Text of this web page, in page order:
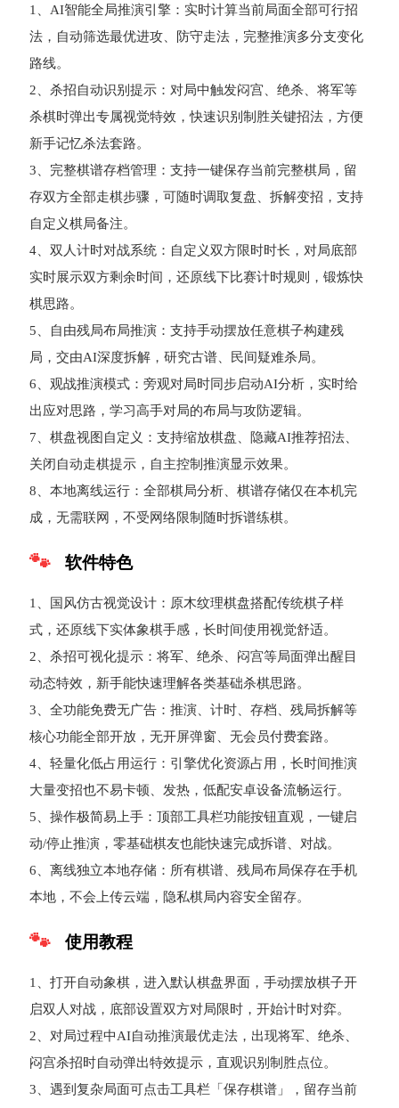
1、AI智能全局推演引擎：实时计算当前局面全部可行招
法，自动筛选最优进攻、防守走法，完整推演多分支变化
路线。
2、杀招自动识别提示：对局中触发闷宫、绝杀、将军等
杀棋时弹出专属视觉特效，快速识别制胜关键招法，方便
新手记忆杀法套路。
3、完整棋谱存档管理：支持一键保存当前完整棋局，留
存双方全部走棋步骤，可随时调取复盘、拆解变招，支持
自定义棋局备注。
4、双人计时对战系统：自定义双方限时时长，对局底部
实时展示双方剩余时间，还原线下比赛计时规则，锻炼快
棋思路。
5、自由残局布局推演：支持手动摆放任意棋子构建残
局，交由AI深度拆解，研究古谱、民间疑难杀局。
6、观战推演模式：旁观对局时同步启动AI分析，实时给
出应对思路，学习高手对局的布局与攻防逻辑。
7、棋盘视图自定义：支持缩放棋盘、隐藏AI推荐招法、
关闭自动走棋提示，自主控制推演显示效果。
8、本地离线运行：全部棋局分析、棋谱存储仅在本机完
成，无需联网，不受网络限制随时拆谱练棋。
软件特色
1、国风仿古视觉设计：原木纹理棋盘搭配传统棋子样
式，还原线下实体象棋手感，长时间使用视觉舒适。
2、杀招可视化提示：将军、绝杀、闷宫等局面弹出醒目
动态特效，新手能快速理解各类基础杀棋思路。
3、全功能免费无广告：推演、计时、存档、残局拆解等
核心功能全部开放，无开屏弹窗、无会员付费套路。
4、轻量化低占用运行：引擎优化资源占用，长时间推演
大量变招也不易卡顿、发热，低配安卓设备流畅运行。
5、操作极简易上手：顶部工具栏功能按钮直观，一键启
动/停止推演，零基础棋友也能快速完成拆谱、对战。
6、离线独立本地存储：所有棋谱、残局布局保存在手机
本地，不会上传云端，隐私棋局内容安全留存。
使用教程
1、打开自动象棋，进入默认棋盘界面，手动摆放棋子开
启双人对战，底部设置双方对局限时，开始计时对弈。
2、对局过程中AI自动推演最优走法，出现将军、绝杀、
闷宫杀招时自动弹出特效提示，直观识别制胜点位。
3、遇到复杂局面可点击工具栏「保存棋谱」，留存当前